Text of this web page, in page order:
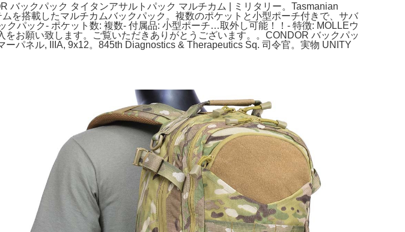
バックパック タイタンアサルトパック マルチカム | ミリタリー。Tasmanian
を搭載したマルチカムバックパック。複数のポケットと小型ポーチ付きで、サバ
パック- ポケット数: 複数- 付属品: 小型ポーチ…取外し可能！！- 特徴: MOLLEウ
お願い致します。ご覧いただきありがとうございます。。CONDOR バックパッ
パネル, IIIA, 9x12。845th Diagnostics & Therapeutics Sq. 司令官。実物 UNITY